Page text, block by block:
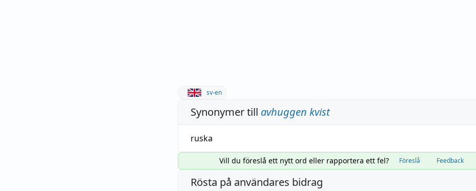
sv-en
Synonymer till avhuggen kvist
ruska
Vill du föreslå ett nytt ord eller rapportera ett fel? Föreslå Feedback
Rösta på användares bidrag